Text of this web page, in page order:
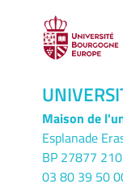
Maison de
Esplanade
BP 27877
03 80 39 50